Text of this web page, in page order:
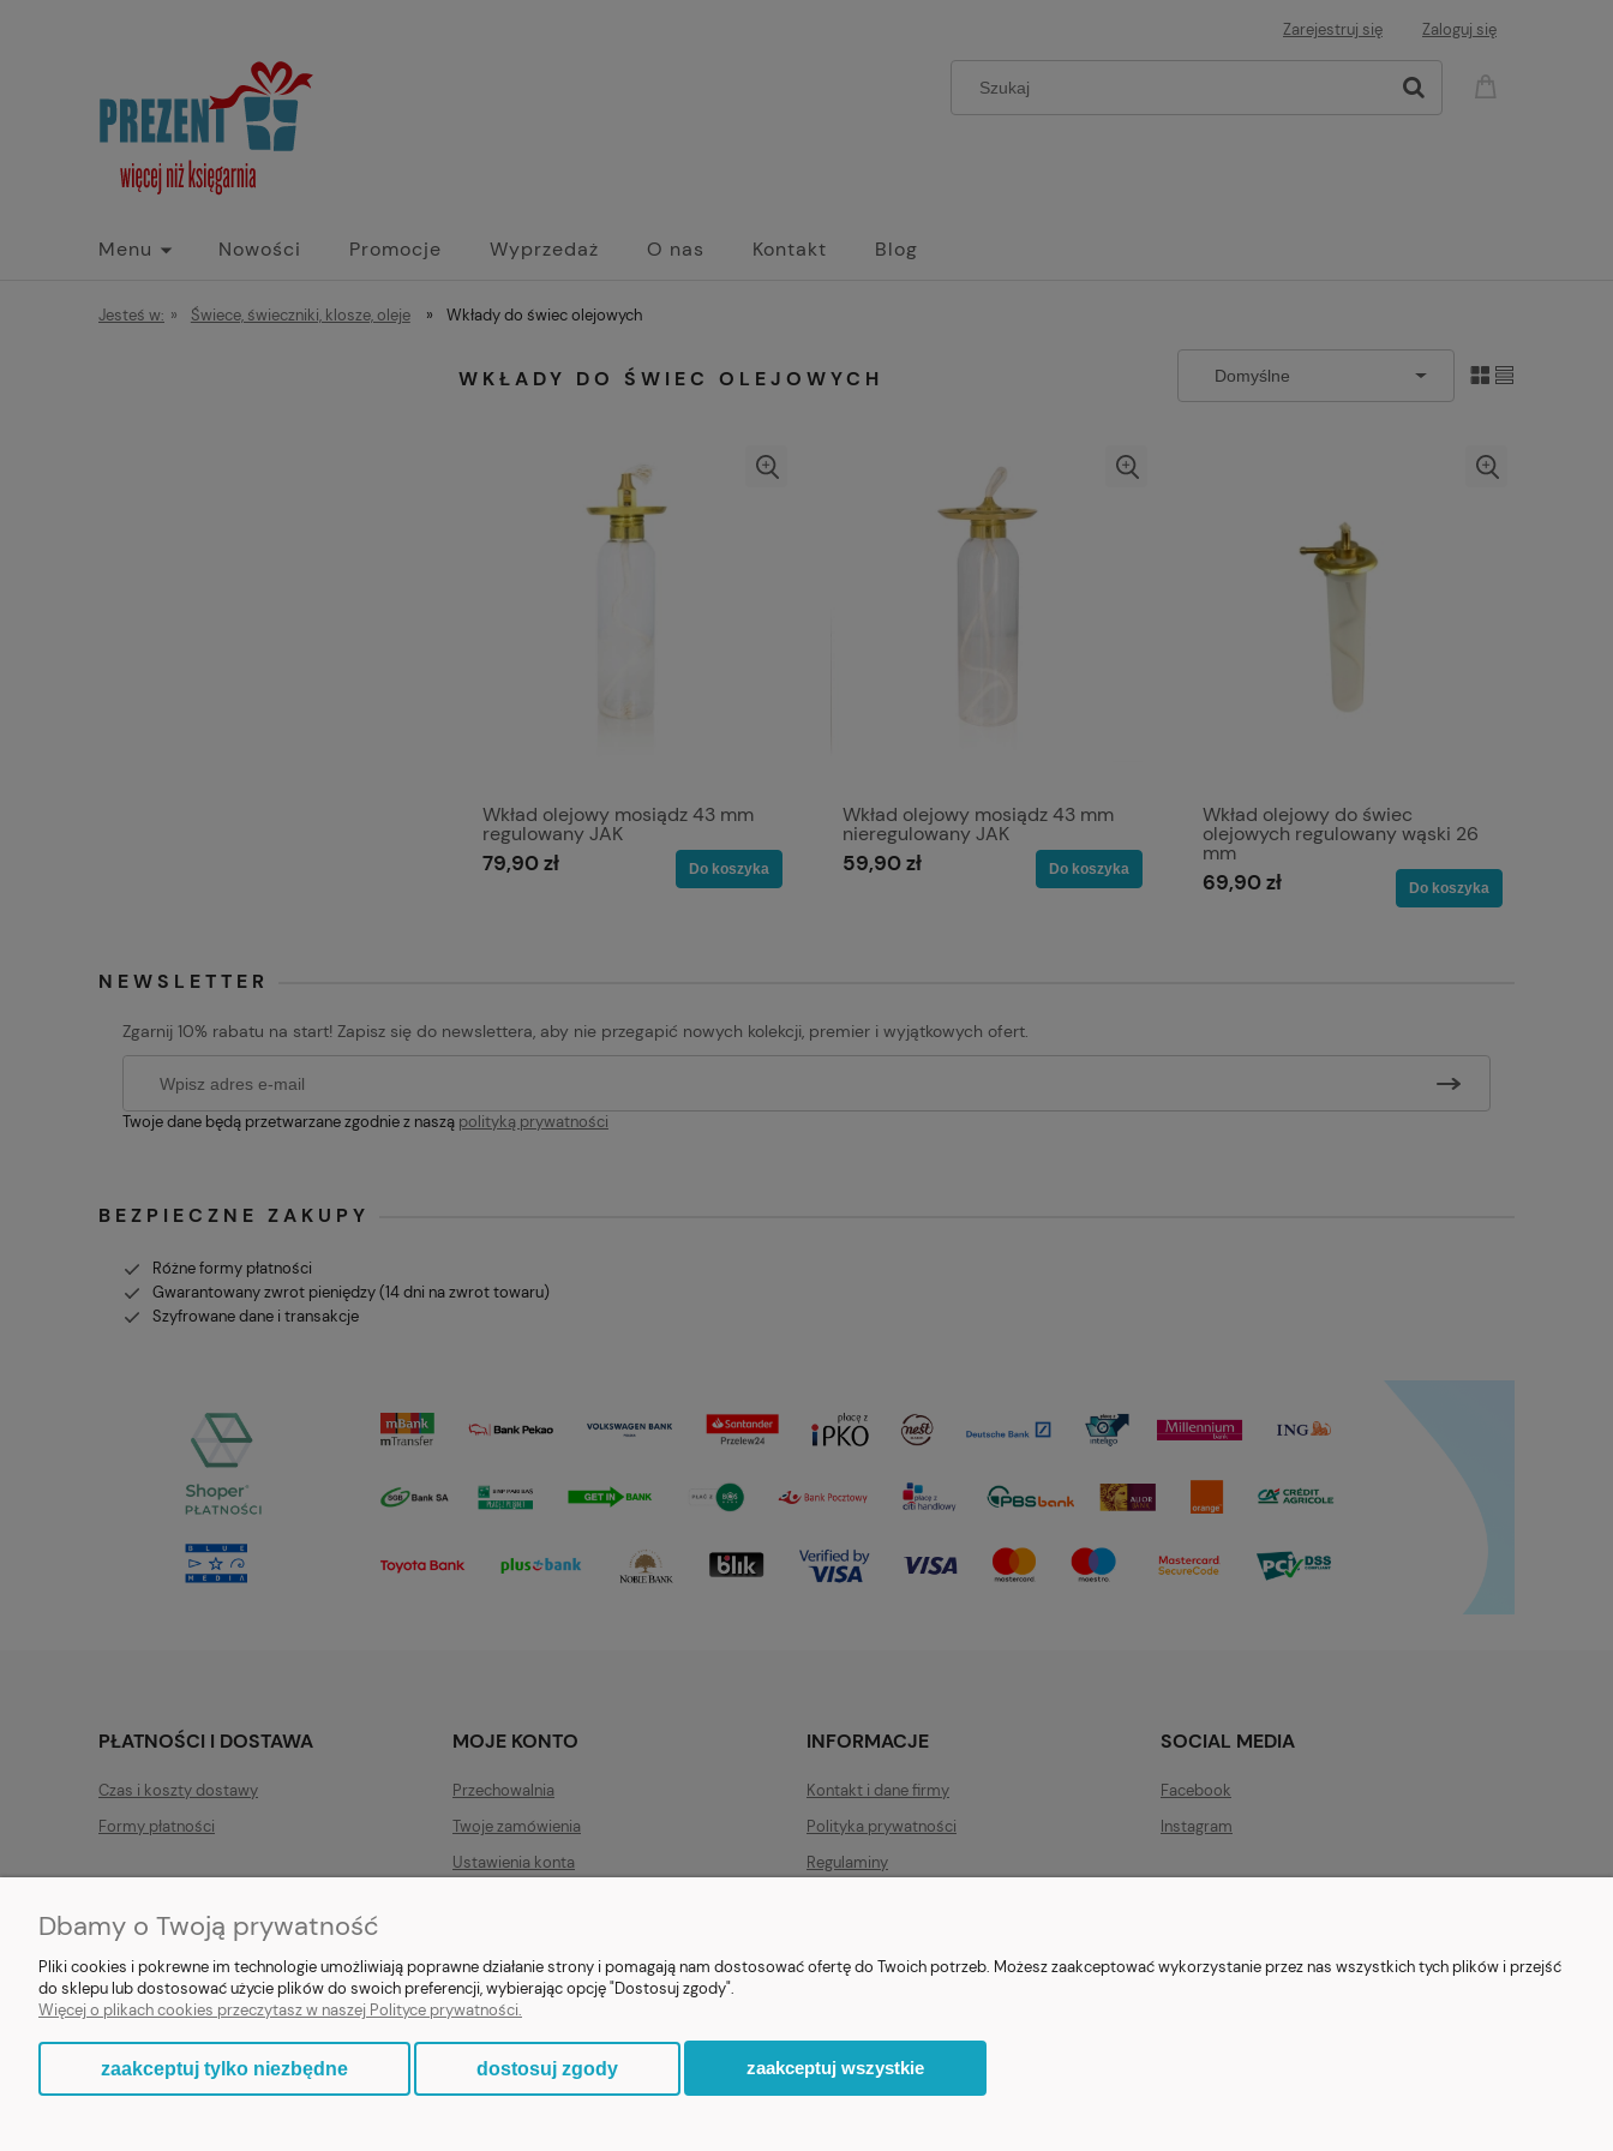
Zarejestruj się Zaloguj się
Menu Nowości Promocje Wyprzedaż O nas Kontakt Blog
Jesteś w: » Świece, świeczniki, klosze, oleje » Wkłady do świec olejowych
WKŁADY DO ŚWIEC OLEJOWYCH
Wkład olejowy mosiądz 43 mm
regulowany JAK
79,90 zł Do koszyka
Wkład olejowy mosiądz 43 mm
nieregulowany JAK
59,90 zł Do koszyka
Wkład olejowy do świec
olejowych regulowany wąski 26
mm
69,90 zł Do koszyka
NEWSLETTER
Zgarnij 10% rabatu na start! Zapisz się do newslettera, aby nie przegapić nowych kolekcji, premier i wyjątkowych ofert.
Twoje dane będą przetwarzane zgodnie z naszą polityką prywatności
BEZPIECZNE ZAKUPY
Różne formy płatności
Gwarantowany zwrot pieniędzy (14 dni na zwrot towaru)
Szyfrowane dane i transakcje
PŁATNOŚCI I DOSTAWA
Czas i koszty dostawy
Formy płatności
MOJE KONTO
Przechowalnia
Twoje zamówienia
Ustawienia konta
INFORMACJE
Kontakt i dane firmy
Polityka prywatności
Regulaminy
SOCIAL MEDIA
Facebook
Instagram
E-prezent.org|sprzedaz@e-prezent.org.pl| Tel.:511546060
Dbamy o Twoją prywatność
Pliki cookies i pokrewne im technologie umożliwiają poprawne działanie strony i pomagają nam dostosować ofertę do Twoich potrzeb. Możesz zaakceptować wykorzystanie przez nas wszystkich tych plików i przejść
do sklepu lub dostosować użycie plików do swoich preferencji, wybierając opcję "Dostosuj zgody".
Więcej o plikach cookies przeczytasz w naszej Polityce prywatności.
zaakceptuj tylko niezbędne dostosuj zgody zaakceptuj wszystkie